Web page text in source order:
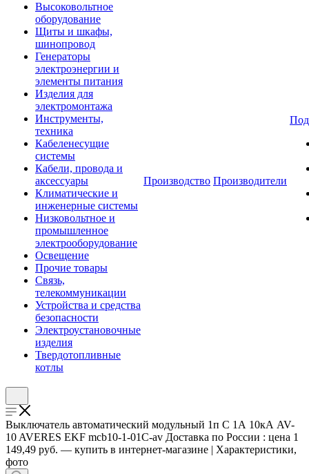
Высоковольтное
оборудование
Щиты и шкафы,
шинопровод
Генераторы
электроэнергии и
элементы питания
Изделия для
электромонтажа
Инструменты,
техника
Кабеленесущие
системы
Кабели, провода и
аксессуары
Климатические и
инженерные системы
Низковольтное и
промышленное
электрооборудование
Освещение
Прочие товары
Связь,
телекоммуникации
Устройства и средства
безопасности
Электроустановочные
изделия
Твердотопливные
котлы
Производство Производители
Выключатель автоматический модульный 1п C 1А 10кА AV-
10 AVERES EKF mcb10-1-01C-av Доставка по России : цена 1
149,49 руб. — купить в интернет-магазине | Характеристики,
фото